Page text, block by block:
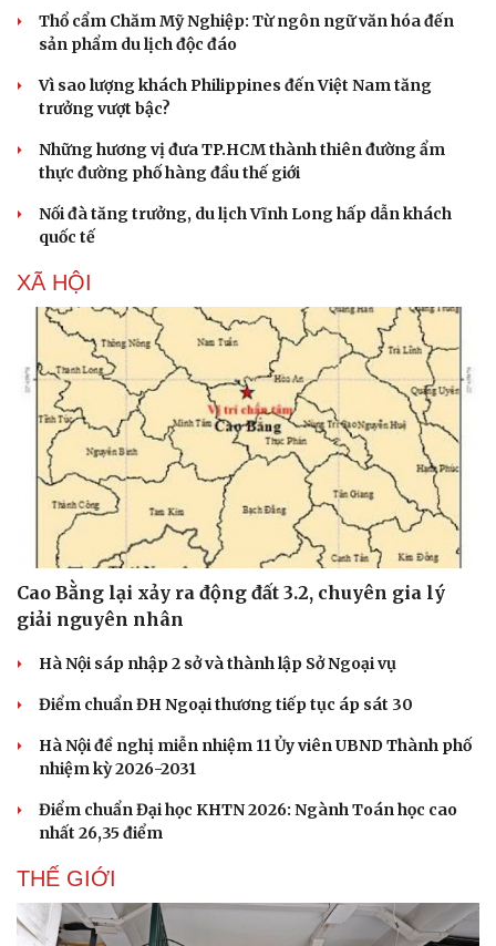
Văn hóa
Sân khấu - Điện ảnh
Văn học
Di sản
Nghệ sĩ
Thời trang
Sao Việt
Thổ cẩm Chăm Mỹ Nghiệp: Từ ngôn ngữ văn hóa đến
sản phẩm du lịch độc đáo
Vì sao lượng khách Philippines đến Việt Nam tăng
trưởng vượt bậc?
Những hương vị đưa TP.HCM thành thiên đường ẩm
thực đường phố hàng đầu thế giới
Nối đà tăng trưởng, du lịch Vĩnh Long hấp dẫn khách
quốc tế
XÃ HỘI
Cao Bằng lại xảy ra động đất 3.2, chuyên gia lý
giải nguyên nhân
Hà Nội sáp nhập 2 sở và thành lập Sở Ngoại vụ
Điểm chuẩn ĐH Ngoại thương tiếp tục áp sát 30
Hà Nội đề nghị miễn nhiệm 11 Ủy viên UBND Thành phố
nhiệm kỳ 2026-2031
Điểm chuẩn Đại học KHTN 2026: Ngành Toán học cao
nhất 26,35 điểm
THẾ GIỚI